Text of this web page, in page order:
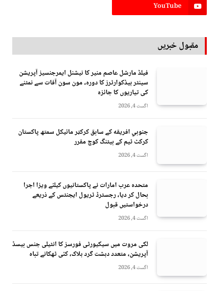
YouTube
مقبول خبریں
فیلڈ مارشل عاصم منیر کا نیشنل ایمرجنسیز آپریشن
سینٹر ہیڈکوارٹرز کا دورہ، مون سون آفات سے نمٹنے
کی تیاریوں کا جائزہ
اگست 4, 2026
جنوبي افريقه کے سابق کرکټر مائیکل سمتھ پاکستان
کرکٹ ٹیم کے بیٹنگ کوچ مقرر
اگست 4, 2026
متحدہ عرب امارات نے پاکستانیوں کیلئے ویزا اجرا
بحال کر دیا، رجسٹرڈ ٹریول ایجنٹس کے ذریعے
درخواستیں قبول
اگست 4, 2026
لکی مروت میں سیکیورٹی فورسز کا انٹیلی جنس بیسڈ
آپریشن، متعدد دہشت گرد ہلاک، کئی ٹھکانے تباہ
اگست 4, 2026